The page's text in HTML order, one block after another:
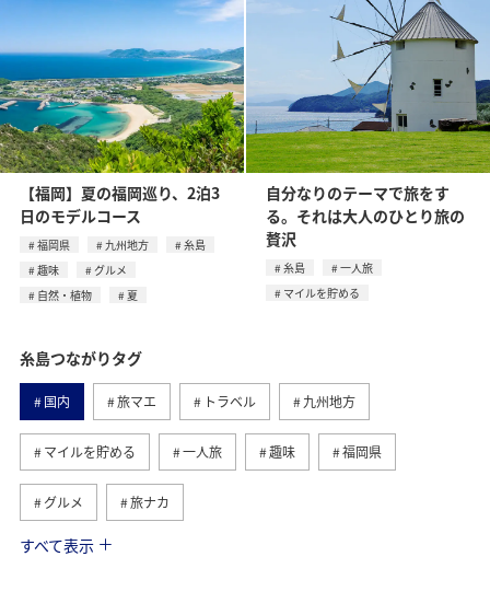
【福岡】夏の福岡巡り、2泊3
日のモデルコース
福岡県 九州地方
糸島
趣味
グルメ
自然・植物
夏
自分なりのテーマで旅をす
る。それは大人のひとり旅の
贅沢
糸島
一人旅
マイルを貯める
糸島つながりタグ
国内 旅マエ トラベル 九州地方
マイルを貯める 一人旅 趣味 福岡県
グルメ 旅ナカ
自然・植物
すべて表示